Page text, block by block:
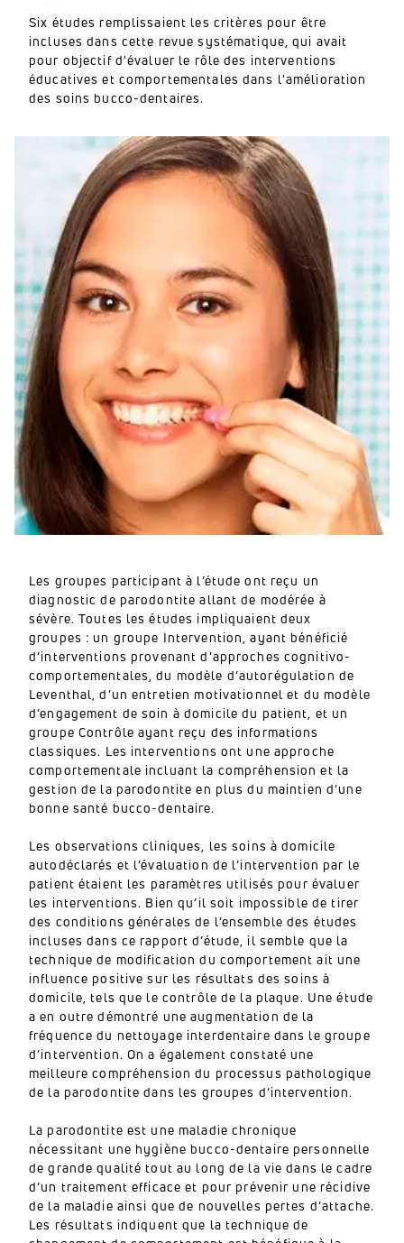
Six études remplissaient les critères pour être
incluses dans cette revue systématique, qui avait
pour objectif d'évaluer le rôle des interventions
éducatives et comportementales dans l'amélioration
des soins bucco-dentaires.
Les groupes participant à l’étude ont reçu un
diagnostic de parodontite allant de modérée à
sévère. Toutes les études impliquaient deux
groupes : un groupe Intervention, ayant bénéficié
d’interventions provenant d’approches cognitivo-
comportementales, du modèle d’autorégulation de
Leventhal, d’un entretien motivationnel et du modèle
d’engagement de soin à domicile du patient, et un
groupe Contrôle ayant reçu des informations
classiques. Les interventions ont une approche
comportementale incluant la compréhension et la
gestion de la parodontite en plus du maintien d’une
bonne santé bucco-dentaire.
Les observations cliniques, les soins à domicile
autodéclarés et l’évaluation de l’intervention par le
patient étaient les paramètres utilisés pour évaluer
les interventions. Bien qu’il soit impossible de tirer
des conditions générales de l’ensemble des études
incluses dans ce rapport d’étude, il semble que la
technique de modification du comportement ait une
influence positive sur les résultats des soins à
domicile, tels que le contrôle de la plaque. Une étude
a en outre démontré une augmentation de la
fréquence du nettoyage interdentaire dans le groupe
d’intervention. On a également constaté une
meilleure compréhension du processus pathologique
de la parodontite dans les groupes d’intervention.
La parodontite est une maladie chronique
nécessitant une hygiène bucco-dentaire personnelle
de grande qualité tout au long de la vie dans le cadre
d’un traitement efficace et pour prévenir une récidive
de la maladie ainsi que de nouvelles pertes d’attache.
Les résultats indiquent que la technique de